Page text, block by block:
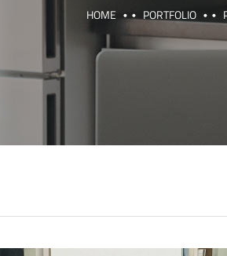
HOME PORTFOLIO